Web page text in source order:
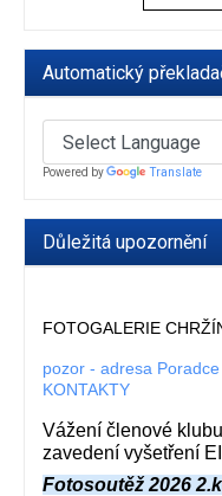
Automatický
Powered by Translate
Důležitá upozornění
FOTOGALERIE
pozor - adresa
KONTAKTY
Vážení členové
zavedení vyšetření
Fotosoutěž 2026